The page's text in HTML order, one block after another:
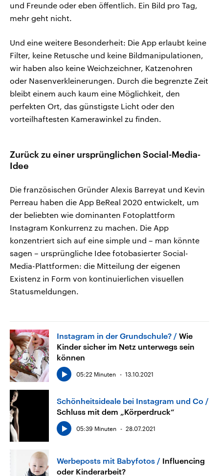
und Freunde oder eben öffentlich. Ein Bild pro Tag,
mehr geht nicht.
Und eine weitere Besonderheit: Die App erlaubt keine
Filter, keine Retusche und keine Bildmanipulationen,
wir haben also keine Weichzeichner, Katzenohren
oder Nasenverkleinerungen. Durch die begrenzte Zeit
bleibt einem auch kaum eine Möglichkeit, den
perfekten Ort, das günstigste Licht oder den
vorteilhaftesten Kamerawinkel zu finden.
Zurück zu einer ursprünglichen Social-Media-
Idee
Die französischen Gründer Alexis Barreyat und Kevin
Perreau haben die App BeReal 2020 entwickelt, um
der beliebten wie dominanten Fotoplattform
Instagram Konkurrenz zu machen. Die App
konzentriert sich auf eine simple und – man könnte
sagen – ursprüngliche Idee fotobasierter Social-
Media-Plattformen: die Mitteilung der eigenen
Existenz in Form von kontinuierlichen visuellen
Statusmeldungen.
Instagram in der Grundschule?
Wie
Kinder sicher im Netz unterwegs sein
können
05:22 Minuten 13.10.2021
Schönheitsideale bei Instagram und Co
Schluss mit dem „Körperdruck“
05:39 Minuten 28.07.2021
Werbeposts mit Babyfotos
Influencing
oder Kinderarbeit?